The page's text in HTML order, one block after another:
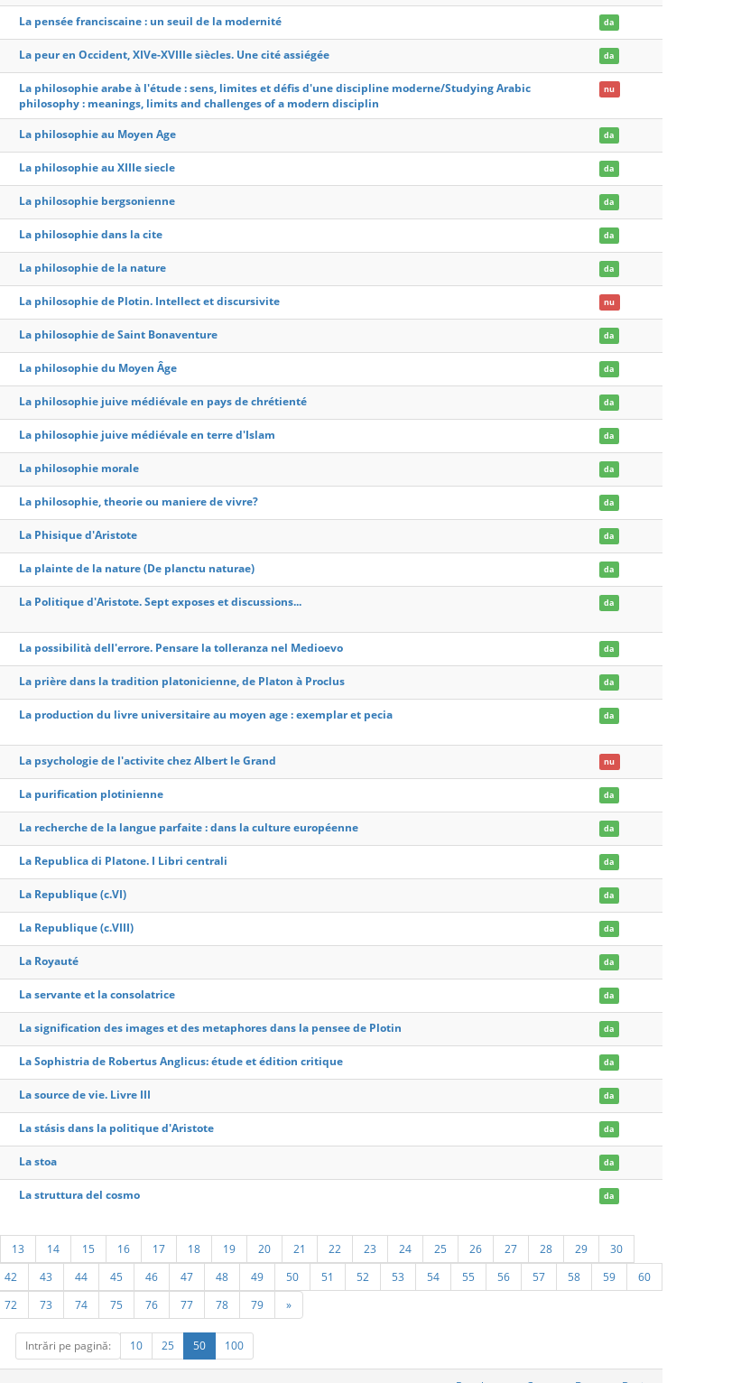
La pensée franciscaine : un seuil de la modernité da
La peur en Occident, XIVe-XVIIIe siècles. Une cité assiégée da
La philosophie arabe à l'étude : sens, limites et défis d'une discipline moderne/Studying Arabic
philosophy : meanings, limits and challenges of a modern disciplin
nu
La philosophie au Moyen Age da
La philosophie au XIIIe siecle da
La philosophie bergsonienne da
La philosophie dans la cite da
La philosophie de la nature da
La philosophie de Plotin. Intellect et discursivite nu
La philosophie de Saint Bonaventure da
La philosophie du Moyen Âge da
La philosophie juive médiévale en pays de chrétienté da
La philosophie juive médiévale en terre d'Islam da
La philosophie morale da
La philosophie, theorie ou maniere de vivre? da
La Phisique d'Aristote da
La plainte de la nature (De planctu naturae) da
La Politique d'Aristote. Sept exposes et discussions... da
La possibilità dell'errore. Pensare la tolleranza nel Medioevo da
La prière dans la tradition platonicienne, de Platon à Proclus da
La production du livre universitaire au moyen age : exemplar et pecia da
La psychologie de l'activite chez Albert le Grand nu
La purification plotinienne da
La recherche de la langue parfaite : dans la culture européenne da
La Republica di Platone. I Libri centrali da
La Republique (c.VI) da
La Republique (c.VIII) da
La Royauté da
La servante et la consolatrice da
La signification des images et des metaphores dans la pensee de Plotin da
La Sophistria de Robertus Anglicus: étude et édition critique da
La source de vie. Livre III da
La stásis dans la politique d'Aristote da
La stoa da
La struttura del cosmo da
13 14 15 16 17 18 19 20 21 22 23 24 25 26 27 28 29
30
42 43 44 45 46 47 48 49 50 51 52 53 54 55 56 57 58 59
60
72 73 74 75 76 77 78 79 »
Intrări pe pagină: 10 25 50 100